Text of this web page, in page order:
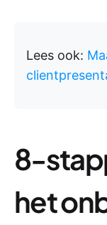
Lees ook:
8-
het